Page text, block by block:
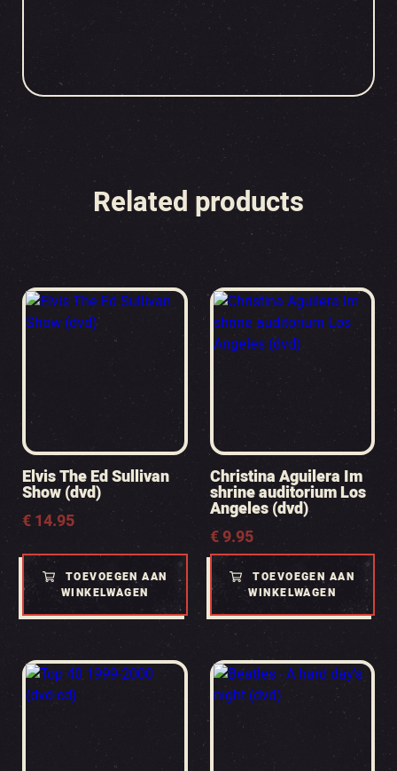
Related products
Elvis The Ed Sullivan
Show (dvd)
€14.95
TOEVOEGEN AAN
WINKELWAGEN
Christina Aguilera Im
shrine auditorium Los
Angeles (dvd)
€9.95
TOEVOEGEN AAN
WINKELWAGEN